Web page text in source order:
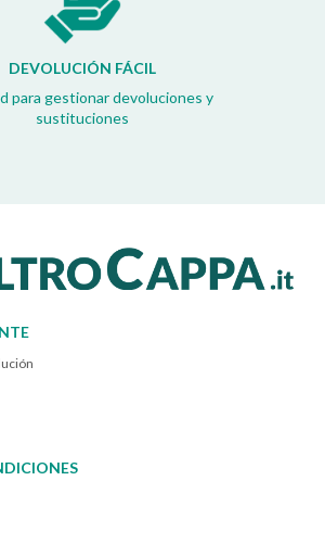
DEVOLUCIÓN FÁCIL
para gestionar devoluciones y
sustituciones